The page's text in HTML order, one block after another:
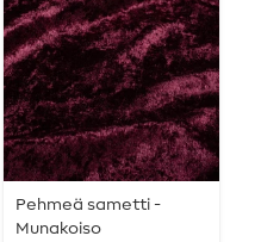
Pehmeä sametti -
Munakoiso